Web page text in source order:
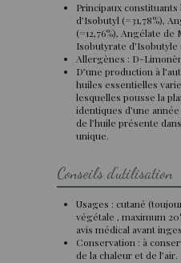
Principaux
d’Isobutyl (=31,78%),
(=12,76%), Angélate de
Isobutyrate d’Isobutyle
Allergènes : D-
D’une production à
huiles essentielles
lesquelles pousse la
identiques d’une
de l’huile présente
unique.
Conseils d'utilisation
Usages : cutané
végétale , maximum
avis médical avant
Conservation : à
de la chaleur et de l’air.